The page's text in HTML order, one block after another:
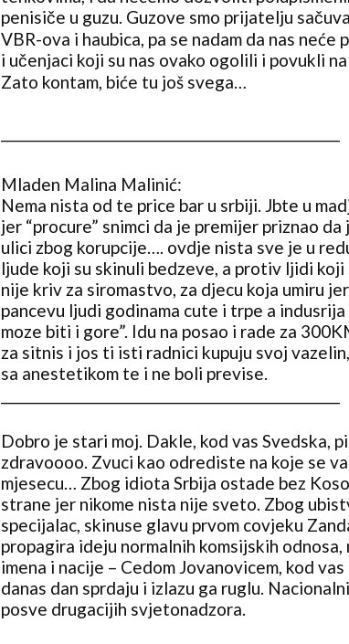
penisiče u guzu. Guzove smo prijatelju
VBR-ova i haubica, pa se nadam da nas
i učenjaci koji su nas ovako ogolili i povukli na
Zato kontam, biće tu još svega…
Mladen Malina Malinić:
Nema nista od te price bar u srbiji. Jbte u
jer “procure” snimci da je premijer priznao
ulici zbog korupcije…. ovdje nista sve je u
ljude koji su skinuli bedzeve, a protiv ljidi
nije kriv za siromastvo, za djecu koja umiru
pancevu ljudi godinama cute i trpe a
moze biti i gore”. Idu na posao i rade za
za sitnis i jos ti isti radnici kupuju svoj
sa anestetikom te i ne boli previse.
Dobro je stari moj. Dakle, kod vas Svedska,
zdravoooo. Zvuci kao odrediste na koje se
mjesecu… Zbog idiota Srbija ostade bez
strane jer nikome nista nije sveto. Zbog
specijalac, skinuse glavu prvom covjeku
propagira ideju normalnih komsijskih
imena i nacije – Cedom Jovanovicem, kod
danas dan sprdaju i izlazu ga ruglu.
posve drugacijih svjetonadzora.